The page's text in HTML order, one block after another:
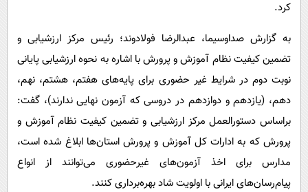
سلامت
بین الملل
اجتماعی
حیات وحش
کرد.
به گزارش صداوسیما، عبدالرضا فولادوند؛ رئیس مرکز ارزشیابی و
تضمین کیفیت نظام آموزش و پرورش با اشاره به نحوه ارزشیابی پایانی
نوبت دوم در شرایط غیر حضوری برای پایه‌های هفتم، هشتم، نهم،
دهم، (یازدهم و دوازدهم در دروسی که آزمون نهایی ندارند)، گفت:
براساس دستورالعمل مرکز ارزشیابی و تضمین کیفیت نظام آموزش و
پرورش که به ادارات کل آموزش و پرورش استان‌ها ابلاغ شده است،
مدارس برای اخذ آزمون‌های غیرحضوری می‌توانند از انواع
پیام‌رسان‌های ایرانی با اولویت شاد بهره‌برداری کنند.